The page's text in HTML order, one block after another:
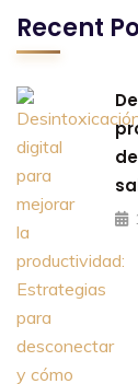
Recent